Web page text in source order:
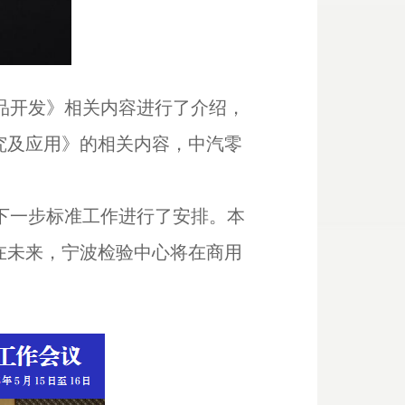
发》相关内容进行了介绍，
应用》的相关内容， 中汽零
一步标准工作进行了安排。本
来，宁波检验中心将在商用